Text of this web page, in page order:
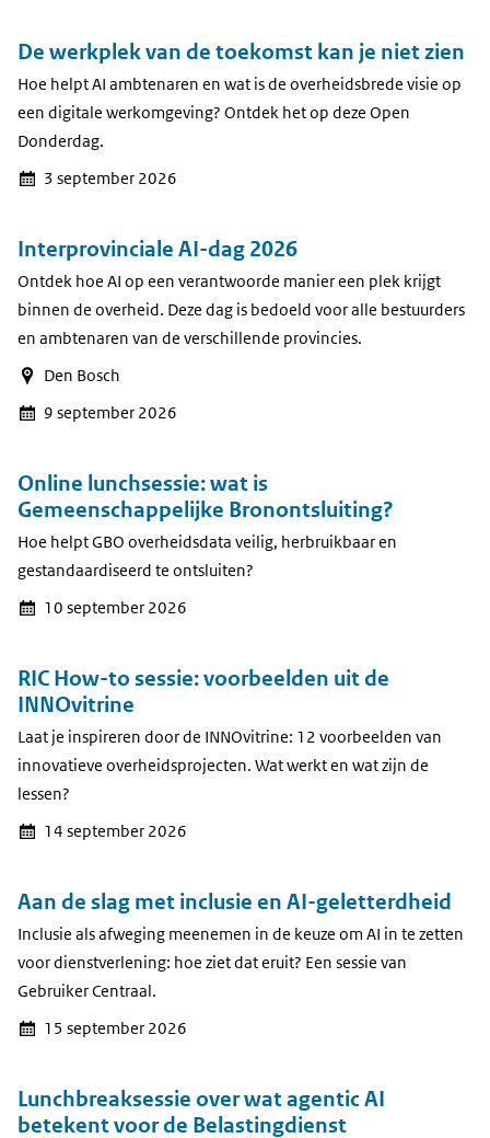
De werkplek van de toekomst kan je niet zien
Hoe helpt AI ambtenaren en wat is de overheidsbrede visie op
een digitale werkomgeving? Ontdek het op deze Open
Donderdag.
3 september 2026
Interprovinciale AI-dag 2026
Ontdek hoe AI op een verantwoorde manier een plek krijgt
binnen de overheid. Deze dag is bedoeld voor alle bestuurders
en ambtenaren van de verschillende provincies.
Den Bosch
9 september 2026
Online lunchsessie: wat is
Gemeenschappelijke Bronontsluiting?
Hoe helpt GBO overheidsdata veilig, herbruikbaar en
gestandaardiseerd te ontsluiten?
10 september 2026
RIC How-to sessie: voorbeelden uit de
INNOvitrine
Laat je inspireren door de INNOvitrine: 12 voorbeelden van
innovatieve overheidsprojecten. Wat werkt en wat zijn de
lessen?
14 september 2026
Aan de slag met inclusie en AI-geletterd­heid
Inclusie als afweging meenemen in de keuze om AI in te zetten
voor dienstverlening: hoe ziet dat eruit? Een sessie van
Gebruiker Centraal.
15 september 2026
Lunchbreaksessie over wat agentic AI
betekent voor de Belastingdienst